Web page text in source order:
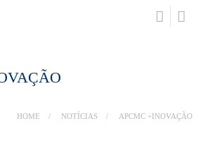
HOME NOTÍCIAS APCMC +INOVAÇÃO